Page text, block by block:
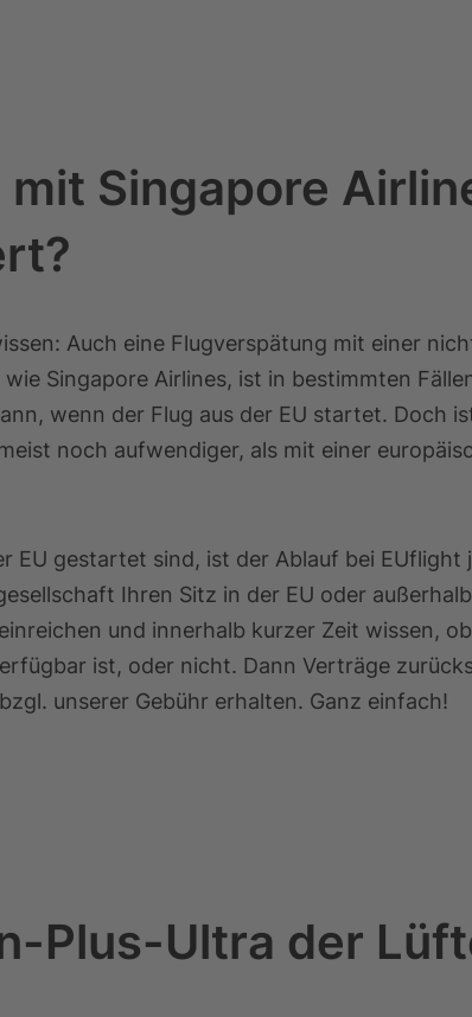
mit Singapore
Auch eine Flugverspätung mit einer
Singapore Airlines, ist in bestimmten
wenn der Flug aus der EU startet. Doch
noch aufwendiger, als mit einer
EU gestartet sind, ist der Ablauf bei EUflight
Ihren Sitz in der EU oder
und innerhalb kurzer Zeit wissen,
ist, oder nicht. Dann Verträge
unserer Gebühr erhalten. Ganz einfach!
Plus-Ultra der